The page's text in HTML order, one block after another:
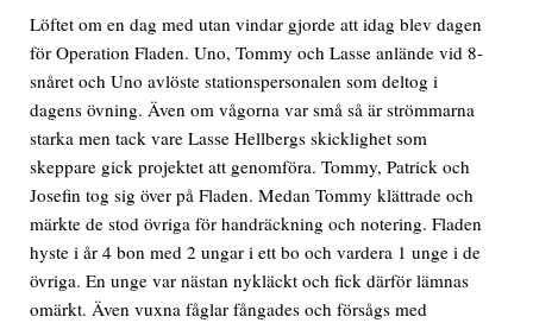
Löftet om en dag med utan vindar gjorde att idag blev dagen
för Operation Fladen. Uno, Tommy och Lasse anlände vid 8-
snåret och Uno avlöste stationspersonalen som deltog i
dagens övning. Även om vågorna var små så är strömmarna
starka men tack vare Lasse Hellbergs skicklighet som
skeppare gick projektet att genomföra. Tommy, Patrick och
Josefin tog sig över på Fladen. Medan Tommy klättrade och
märkte de stod övriga för handräckning och notering. Fladen
hyste i år 4 bon med 2 ungar i ett bo och vardera 1 unge i de
övriga. En unge var nästan nykläckt och fick därför lämnas
omärkt. Även vuxna fåglar fångades och försågs med